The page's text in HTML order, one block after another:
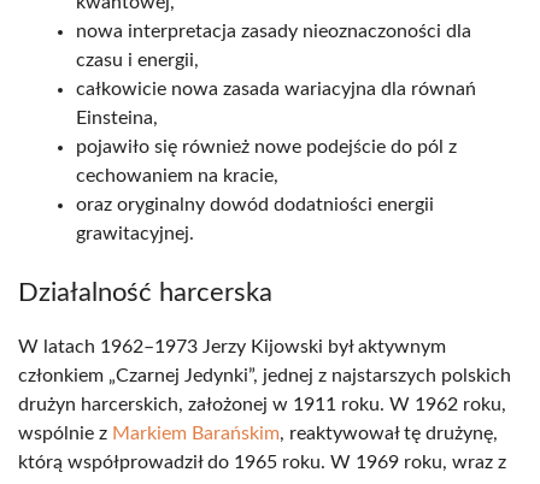
nowa interpretacja zasady nieoznaczoności dla
czasu i energii,
całkowicie nowa zasada wariacyjna dla równań
Einsteina,
pojawiło się również nowe podejście do pól z
cechowaniem na kracie,
oraz oryginalny dowód dodatniości energii
grawitacyjnej.
Działalność harcerska
W latach 1962–1973 Jerzy Kijowski był aktywnym
członkiem „Czarnej Jedynki”, jednej z najstarszych polskich
drużyn harcerskich, założonej w 1911 roku. W 1962 roku,
wspólnie z Markiem Barańskim, reaktywował tę drużynę,
którą współprowadził do 1965 roku. W 1969 roku, wraz z